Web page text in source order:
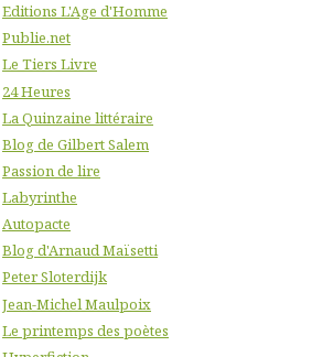
Editions L'Age d'Homme
Publie.net
Le Tiers Livre
24 Heures
La Quinzaine littéraire
Blog de Gilbert Salem
Passion de lire
Labyrinthe
Autopacte
Blog d'Arnaud Maïsetti
Peter Sloterdijk
Jean-Michel Maulpoix
Le printemps des poètes